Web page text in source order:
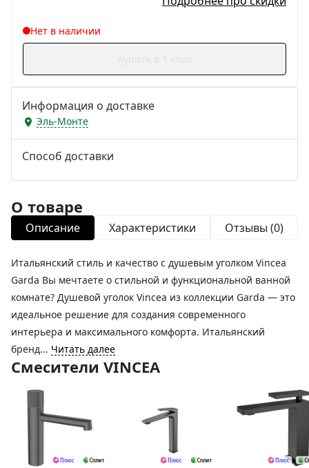
Нет в наличии
Информация о доставке
Эль-Монте
Способ доставки
О товаре
Описание Характеристики Отзывы (0)
Итальянский стиль и качество с душевым уголком Vincea
Garda Вы мечтаете о стильной и функциональной ванной
комнате? Душевой уголок Vincea из коллекции Garda — это
идеальное решение для создания современного
интерьера и максимального комфорта. Итальянский
бренд... Читать далее
Смесители VINCEA